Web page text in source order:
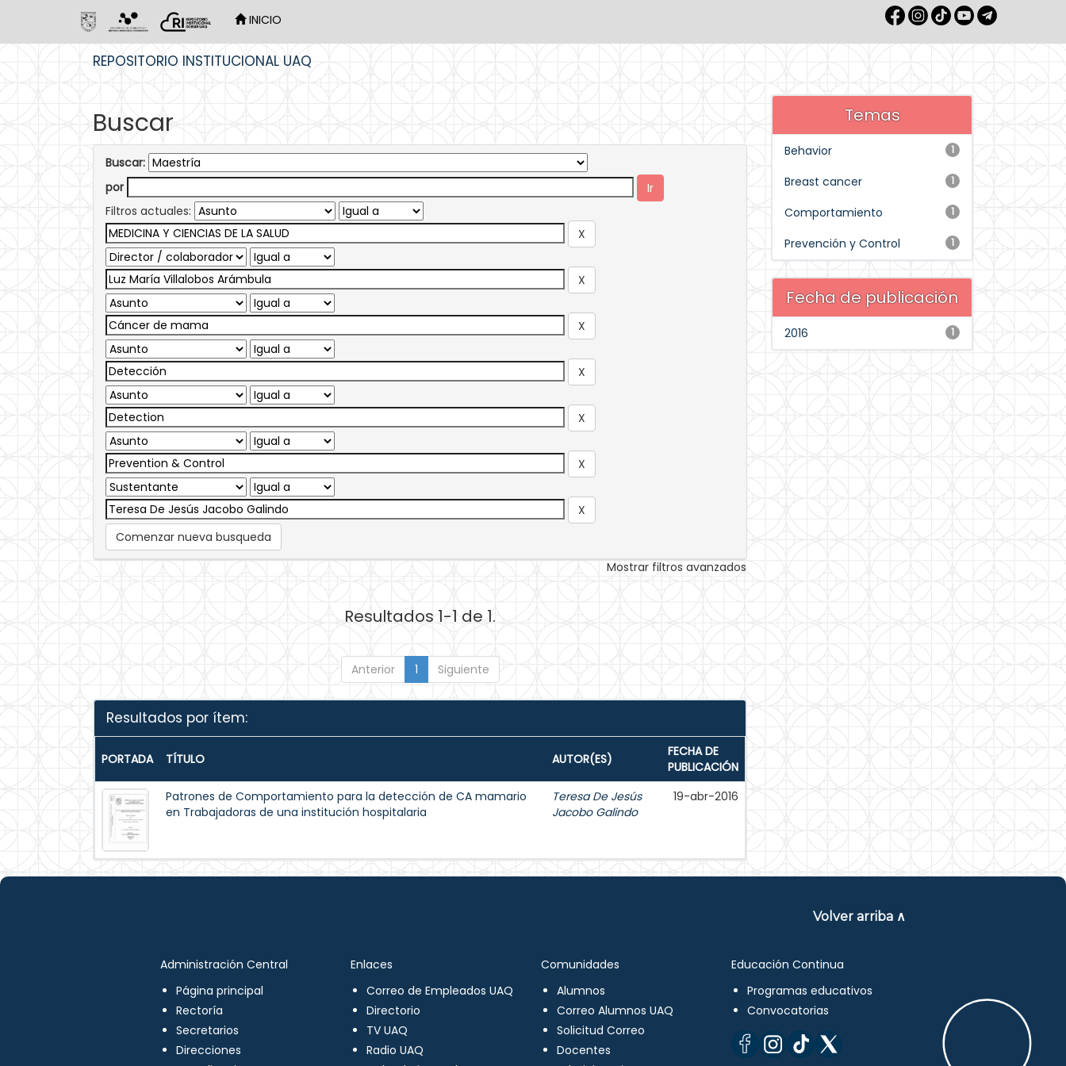
INICIO
REPOSITORIO INSTITUCIONAL UAQ
Buscar
Buscar:
por
Filtros actuales:
Comenzar nueva busqueda
Mostrar filtros avanzados
Resultados 1-1 de 1.
Anterior 1 Siguiente
Resultados por ítem:
PORTADA TÍTULO AUTOR(ES)
FECHA DE
PUBLICACIÓN
Patrones de Comportamiento para la detección de CA mamario
en Trabajadoras de una institución hospitalaria
Teresa De Jesús
Jacobo Galindo
19-abr-2016
Temas
1
Behavior
1
Breast cancer
1
Comportamiento
1
Prevención y Control
Fecha de publicación
1
2016
Volver arriba ∧
Administración Central
Página principal
Rectoría
Secretarios
Direcciones
Enlaces
Correo de Empleados UAQ
Directorio
TV UAQ
Radio UAQ
Comunidades
Alumnos
Correo Alumnos UAQ
Solicitud Correo
Docentes
Educación Continua
Programas educativos
Convocatorias